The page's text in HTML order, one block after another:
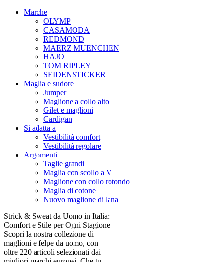
Marche
OLYMP
CASAMODA
REDMOND
MAERZ MUENCHEN
HAJO
TOM RIPLEY
SEIDENSTICKER
Maglia e sudore
Jumper
Maglione a collo alto
Gilet e maglioni
Cardigan
Si adatta a
Vestibilità comfort
Vestibilità regolare
Argomenti
Taglie grandi
Maglia con scollo a V
Maglione con collo rotondo
Maglia di cotone
Nuovo maglione di lana
Strick & Sweat da Uomo in Italia:
Comfort e Stile per Ogni Stagione
Scopri la nostra collezione di
maglioni e felpe da uomo, con
oltre 220 articoli selezionati dai